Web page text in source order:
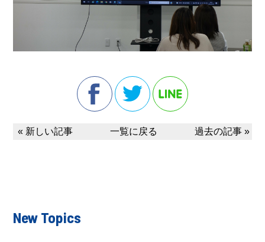
« 新しい記事 一覧に戻る 過去の記事 »
New Topics